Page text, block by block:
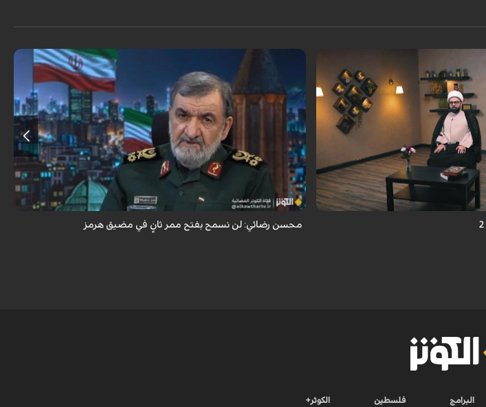
أكد اللواء محسن رضائي أن إيران لن تسمح بفتح ممر ثانٍ في مضيق هرمز.
محسن رضائي: لن نسمح بفتح ممر ثانٍ في مضيق هرمز
البرامج فلسطين الكوثر+